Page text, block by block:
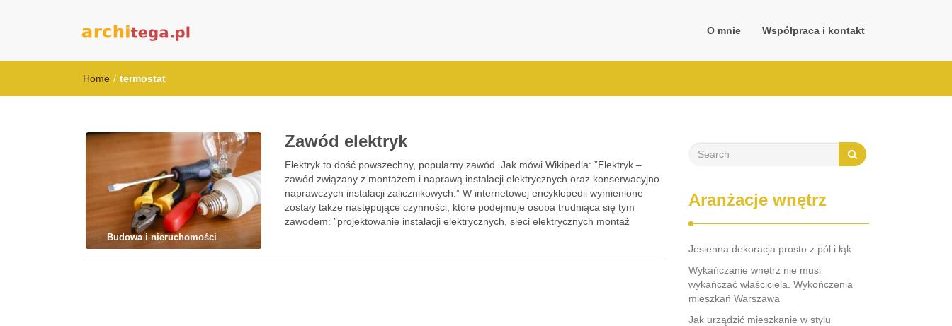
O mnie Współpraca i kontakt
Home / termostat
Budowa i nieruchomości
Zawód elektryk
Elektryk to dość powszechny, popularny zawód. Jak mówi Wikipedia: ”Elektryk –
zawód związany z montażem i naprawą instalacji elektrycznych oraz konserwacyjno-
naprawczych instalacji zalicznikowych.” W internetowej encyklopedii wymienione
zostały także następujące czynności, które podejmuje osoba trudniąca się tym
zawodem: ”projektowanie instalacji elektrycznych, sieci elektrycznych montaż
Aranżacje wnętrz
Jesienna dekoracja prosto z pól i łąk
Wykańczanie wnętrz nie musi
wykańczać właściciela. Wykończenia
mieszkań Warszawa
Jak urządzić mieszkanie w stylu